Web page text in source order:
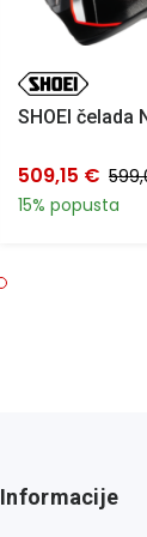
SHOEI čelada
509,15 €
15% popusta
Informacije